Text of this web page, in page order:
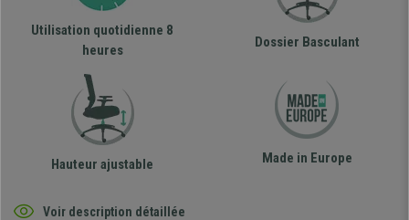
Utilisation quotidienne 8
heures
Dossier Basculant
Hauteur ajustable Made in Europe
Voir description détaillée